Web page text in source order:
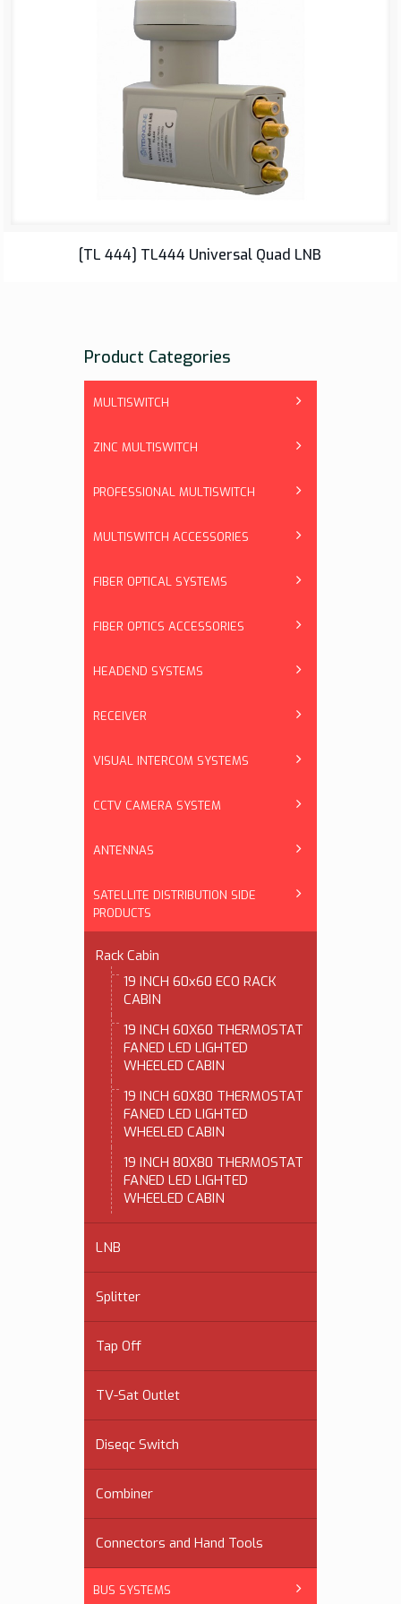
LNB
[TL 444] TL444 Universal Quad LNB
Product Categories
MULTISWITCH
ZINC MULTISWITCH
PROFESSIONAL MULTISWITCH
MULTISWITCH ACCESSORIES
FIBER OPTICAL SYSTEMS
FIBER OPTICS ACCESSORIES
HEADEND SYSTEMS
RECEIVER
VISUAL INTERCOM SYSTEMS
CCTV CAMERA SYSTEM
ANTENNAS
SATELLITE DISTRIBUTION SIDE
PRODUCTS
Rack Cabin
19 INCH 60x60 ECO RACK
CABIN
19 INCH 60X60 THERMOSTAT
FANED LED LIGHTED
WHEELED CABIN
19 INCH 60X80 THERMOSTAT
FANED LED LIGHTED
WHEELED CABIN
19 INCH 80X80 THERMOSTAT
FANED LED LIGHTED
WHEELED CABIN
LNB
Splitter
Tap Off
TV-Sat Outlet
Diseqc Switch
Combiner
Connectors and Hand Tools
BUS SYSTEMS